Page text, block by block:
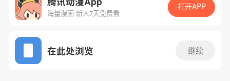
App免费看
海量漫画 新人7天免费看
打开APP
在此处浏览 继续